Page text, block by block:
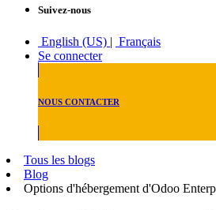
Suivez-nous
English (US) | Français
Se connecter
NOUS CONTACTER
Tous les blogs
Blog
Options d'hébergement d'Odoo